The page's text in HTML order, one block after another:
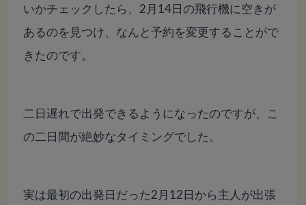
いかチェックしたら、2月14日の飛行機に空きが
あるのを見つけ、なんと予約を変更することがで
きたのです。
二日遅れで出発できるようになったのですが、こ
の二日間が絶妙なタイミングでした。
実は最初の出発日だった2月12日から主人が出張